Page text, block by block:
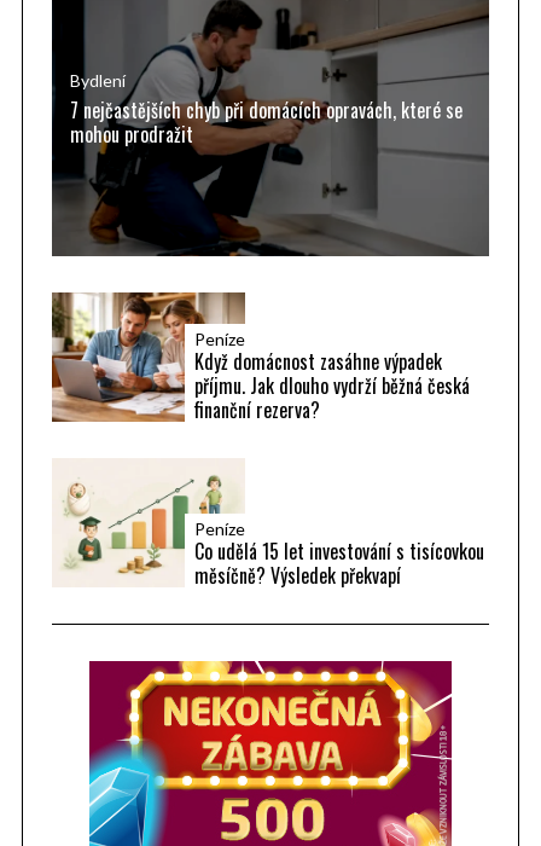
Bydlení
7 nejčastějších chyb při domácích opravách, které se
mohou prodražit
Peníze
Když domácnost zasáhne výpadek
příjmu. Jak dlouho vydrží běžná česká
finanční rezerva?
Peníze
Co udělá 15 let investování s tisícovkou
měsíčně? Výsledek překvapí